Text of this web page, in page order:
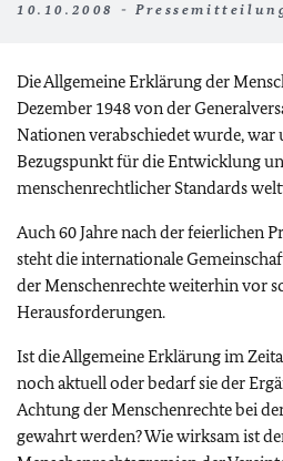
10.10.2008 -
Die Allgemeine Erklärung der
Dezember 1948 von der
Nationen verabschiedet wurde, war
Bezugspunkt für die Entwicklung
menschenrechtlicher Standards
Auch 60 Jahre nach der feierlichen
steht die internationale
der Menschenrechte weiterhin vor
Herausforderungen.
Ist die Allgemeine Erklärung im
noch aktuell oder bedarf sie der
Achtung der Menschenrechte bei
gewahrt werden? Wie wirksam ist